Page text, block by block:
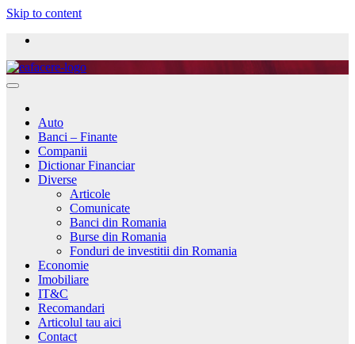
Skip to content
Auto
Banci – Finante
Companii
Dictionar Financiar
Diverse
Articole
Comunicate
Banci din Romania
Burse din Romania
Fonduri de investitii din Romania
Economie
Imobiliare
IT&C
Recomandari
Articolul tau aici
Contact